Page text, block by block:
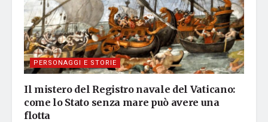
PERSONAGGI E STORIE
Il mistero del Registro navale del Vaticano:
come lo Stato senza mare può avere una
flotta